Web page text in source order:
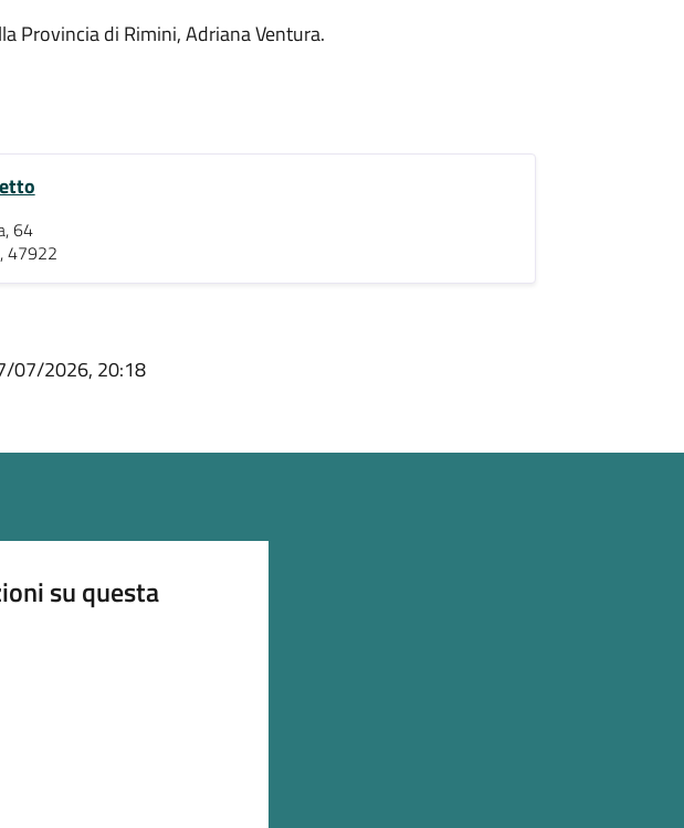
Provincia di Rimini, Adriana Ventura.
64
47922
07/2026, 20:18
su questa